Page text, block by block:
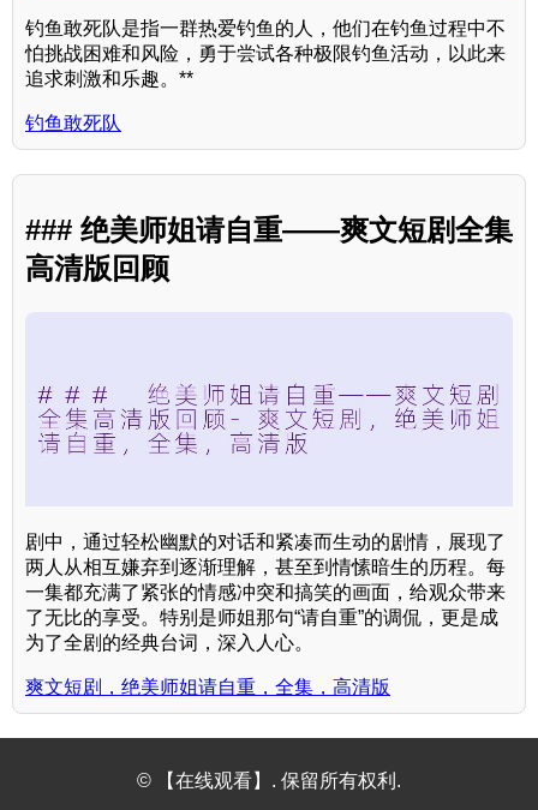
钓鱼敢死队是指一群热爱钓鱼的人，他们在钓鱼过程中不
怕挑战困难和风险，勇于尝试各种极限钓鱼活动，以此来
追求刺激和乐趣。**
钓鱼敢死队
### 绝美师姐请自重——爽文短剧全集
高清版回顾
剧中，通过轻松幽默的对话和紧凑而生动的剧情，展现了
两人从相互嫌弃到逐渐理解，甚至到情愫暗生的历程。每
一集都充满了紧张的情感冲突和搞笑的画面，给观众带来
了无比的享受。特别是师姐那句“请自重”的调侃，更是成
为了全剧的经典台词，深入人心。
爽文短剧，绝美师姐请自重，全集，高清版
© 【在线观看】. 保留所有权利.